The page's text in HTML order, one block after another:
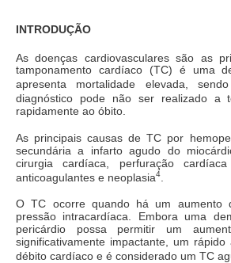
INTRODUÇÃO
As doenças cardiovasculares são as
tamponamento cardíaco (TC) é uma
apresenta mortalidade elevada,
diagnóstico pode não ser realizado a
rapidamente ao óbito.
As principais causas de TC por
secundária a infarto agudo do
cirurgia cardíaca, perfuração
anticoagulantes e neoplasia4
O TC ocorre quando há um aumento
pressão intracardíaca. Embora uma
pericárdio possa permitir um
significativamente impactante, um
débito cardíaco e é considerado um TC